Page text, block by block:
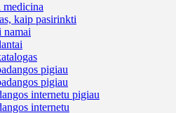
medicina
kaip pasirinkti
namai
pigiau
pigiau
internetu pigiau
internetu